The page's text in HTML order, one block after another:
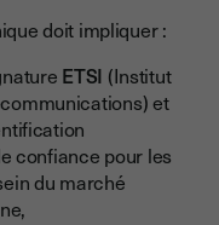
doit impliquer :
ETSI (Institut
et
confiance pour les
du marché